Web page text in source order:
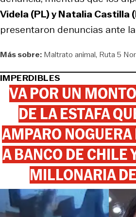
Videla (PL) y Natalia Castilla
presentaron denuncias ante
Más sobre: Maltrato animal Ruta 5
IMPERDIBLES
VA POR UN
DE LA ESTAFA
AMPARO
A BANCO DE CHILE
MILLONARIA